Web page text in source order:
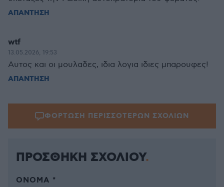
ΑΠΑΝΤΗΣΗ
wtf
13.05.2026, 19:53
Αυτος και οι μουλαδες, ιδια λογια ιδιες μπαρουφες!
ΑΠΑΝΤΗΣΗ
ΦΟΡΤΩΣΗ ΠΕΡΙΣΣΟΤΕΡΩΝ ΣΧΟΛΙΩΝ
ΠΡΟΣΘΗΚΗ ΣΧΟΛΙΟΥ
ΌΝΟΜΑ *